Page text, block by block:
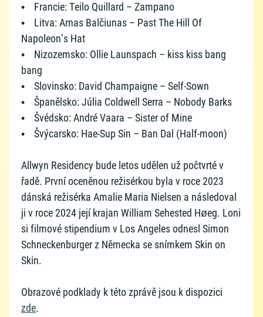
• Francie: Teilo Quillard – Zampano
• Litva: Arnas Balčiunas – Past The Hill Of
Napoleon’s Hat
• Nizozemsko: Ollie Launspach – kiss kiss bang
bang
• Slovinsko: David Champaigne – Self-Sown
• Španělsko: Júlia Coldwell Serra – Nobody Barks
• Švédsko: André Vaara – Sister of Mine
• Švýcarsko: Hae-Sup Sin – Ban Dal (Half-moon)
Allwyn Residency bude letos udělen už počtvrté v
řadě. První oceněnou režisérkou byla v roce 2023
dánská režisérka Amalie Maria Nielsen a následoval
ji v roce 2024 její krajan William Sehested Høeg. Loni
si filmové stipendium v Los Angeles odnesl Simon
Schneckenburger z Německa se snímkem Skin on
Skin.
Obrazové podklady k této zprávě jsou k dispozici
zde.